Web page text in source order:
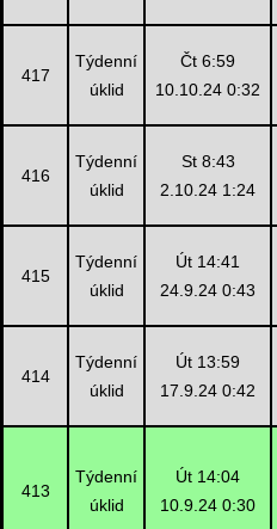
417
Týdenní
úklid
Čt 6:59
10.10.24 0:32
416
Týdenní
úklid
St 8:43
2.10.24 1:24
415
Týdenní
úklid
Út 14:41
24.9.24 0:43
414
Týdenní
úklid
Út 13:59
17.9.24 0:42
413
Týdenní
úklid
Út 14:04
10.9.24 0:30